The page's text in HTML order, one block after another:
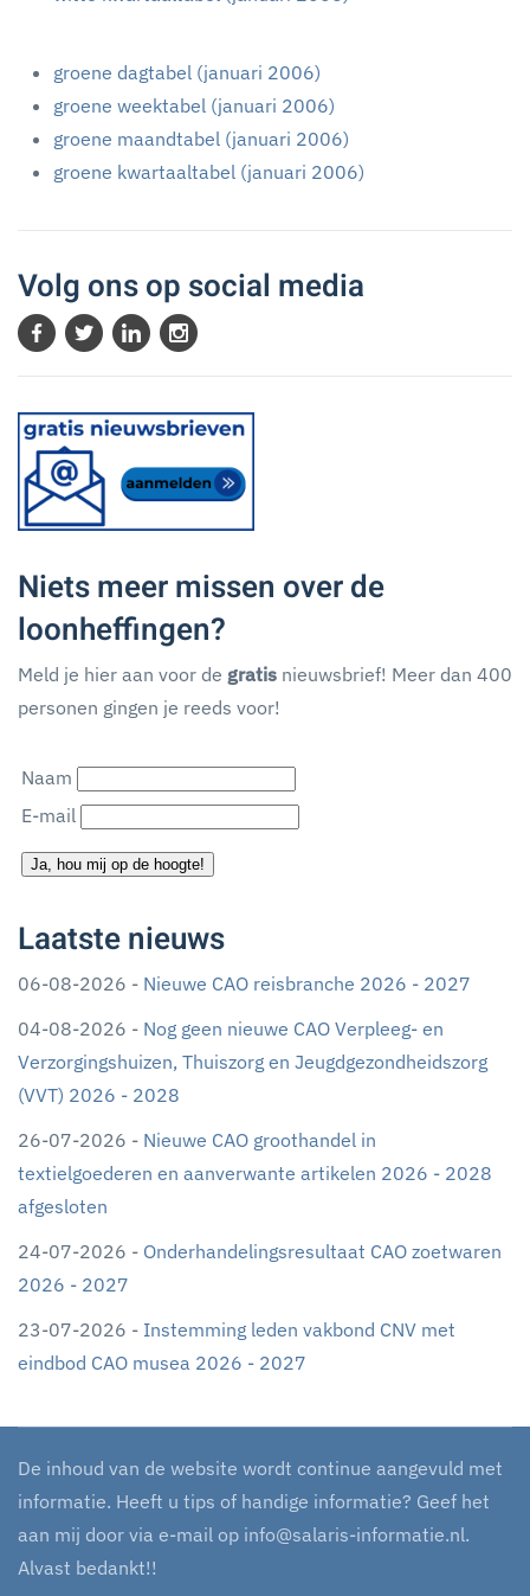
groene dagtabel (januari 2006)
groene weektabel (januari 2006)
groene maandtabel (januari 2006)
groene kwartaaltabel (januari 2006)
Volg ons op social media
Niets meer missen over de
loonheffingen?
Meld je hier aan voor de gratis nieuwsbrief! Meer dan 400
personen gingen je reeds voor!
Naam
E-mail
Ja, hou mij op de hoogte!
Laatste nieuws
06-08-2026 - Nieuwe CAO reisbranche 2026 - 2027
04-08-2026 - Nog geen nieuwe CAO Verpleeg- en
Verzorgingshuizen, Thuiszorg en Jeugdgezondheidszorg
(VVT) 2026 - 2028
26-07-2026 - Nieuwe CAO groothandel in
textielgoederen en aanverwante artikelen 2026 - 2028
afgesloten
24-07-2026 - Onderhandelingsresultaat CAO zoetwaren
2026 - 2027
23-07-2026 - Instemming leden vakbond CNV met
eindbod CAO musea 2026 - 2027
De inhoud van de website wordt continue aangevuld met
informatie. Heeft u tips of handige informatie? Geef het
aan mij door via e-mail op info@salaris-informatie.nl.
Alvast bedankt!!